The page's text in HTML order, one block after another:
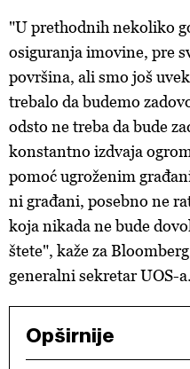
"U prethodnih nekoliko
osiguranja imovine, pre
površina, ali smo još
trebalo da budemo
odsto ne treba da bude
konstantno izdvaja
pomoć ugroženim
ni građani, posebno ne
koja nikada ne bude
štete", kaže za
generalni sekretar UOS-a.
Opširnije